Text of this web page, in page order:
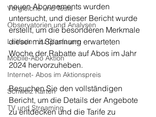
Vergleiche und Tests
Observatorien und Analysen
Leitfaden zu Glasfasern
Mobile-Abo Aktion
Internet- Abos im Aktionspreis
Schweiz Karten
TV und Streaming
neuen Abonnements wurden
untersucht, und dieser Bericht wurde
erstellt, um die besonderen Merkmale
dieser mit Spannung erwarteten
Woche der Rabatte auf Abos im Jahr
2024 hervorzuheben.
Besuchen Sie den vollständigen
Bericht, um die Details der Angebote
zu entdecken und die Tarife zu